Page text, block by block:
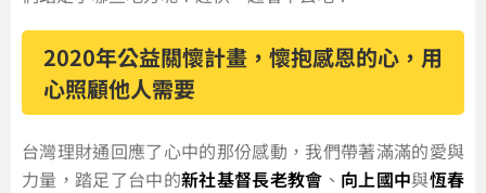
2020年公益關懷計畫，懷抱感恩的心，用
心照顧他人需要
台灣理財通回應了心中的那份感動，我們帶著滿滿的愛與
力量，踏足了台中的新社基督長老教會 、 向上國中與恆春